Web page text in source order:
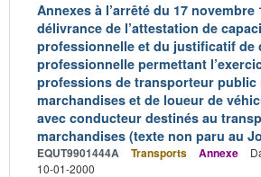
Annexes à l’arrêté du 17 novembre
délivrance de l’attestation de
professionnelle et du justificatif de
professionnelle permettant
professions de transporteur public
marchandises et de loueur de
avec conducteur destinés au
marchandises (texte non paru au
EQUT9901444A Transports Annexe
10-01-2000